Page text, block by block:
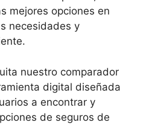
mejores opciones en
necesidades y
nuestro comparador
digital diseñada
a encontrar y
de seguros de